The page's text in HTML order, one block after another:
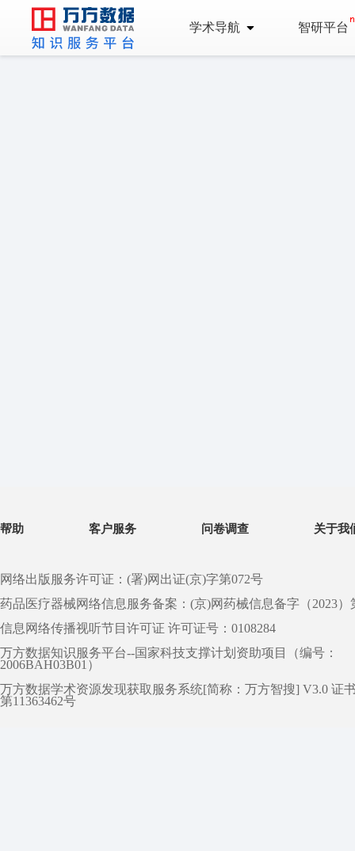
学术导航 智研平台
帮助 客户服务 问卷调查 关于我
网络出版服务许可证：(署)网出证(京)字第072号
药品医疗器械网络信息服务备案：(京)网药械信息备字（2023）
信息网络传播视听节目许可证 许可证号：0108284
万方数据知识服务平台--国家科技支撑计划资助项目（编号：
2006BAH03B01）
万方数据学术资源发现获取服务系统[简称：万方智搜] V3.0 证
第11363462号